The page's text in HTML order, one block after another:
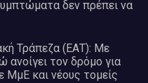
δεν πρέπει να
Τράπεζα (ΕΑΤ): Με
ανοίγει τον δρόμο για
ΜμΕ και νέους τομείς